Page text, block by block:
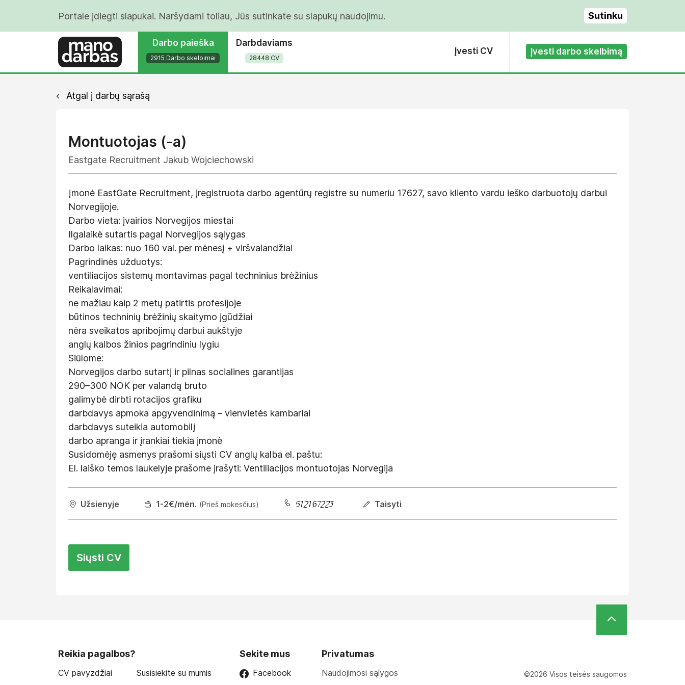
Portale įdiegti slapukai. Naršydami toliau, Jūs sutinkate su slapukų naudojimu. Sutinku
Darbo paieška
2915 Darbo skelbimai
Darbdaviams
28448 CV
Įvesti CV Įvesti darbo skelbimą
Atgal į darbų sąrašą
Montuotojas (-a)
Eastgate Recruitment Jakub Wojciechowski
Įmonė EastGate Recruitment, įregistruota darbo agentūrų registre su numeriu 17627, savo kliento vardu ieško darbuotojų darbui
Norvegijoje.
Darbo vieta: įvairios Norvegijos miestai
Ilgalaikė sutartis pagal Norvegijos sąlygas
Darbo laikas: nuo 160 val. per mėnesį + viršvalandžiai
Pagrindinės užduotys:
ventiliacijos sistemų montavimas pagal techninius brėžinius
Reikalavimai:
ne mažiau kaip 2 metų patirtis profesijoje
būtinos techninių brėžinių skaitymo įgūdžiai
nėra sveikatos apribojimų darbui aukštyje
anglų kalbos žinios pagrindiniu lygiu
Siūlome:
Norvegijos darbo sutartį ir pilnas socialines garantijas
290–300 NOK per valandą bruto
galimybė dirbti rotacijos grafiku
darbdavys apmoka apgyvendinimą – vienvietės kambariai
darbdavys suteikia automobilį
darbo apranga ir įrankiai tiekia įmonė
Susidomėję asmenys prašomi siųsti CV anglų kalba el. paštu:
El. laiško temos laukelyje prašome įrašyti: Ventiliacijos montuotojas Norvegija
Užsienyje 1-2€/mėn. (Prieš mokesčius) Taisyti
Siųsti CV
Reikia pagalbos?
CV pavyzdžiai Susisiekite su mumis
Sekite mus
Facebook
Privatumas
Naudojimosi sąlygos ©2026 Visos teisės saugomos